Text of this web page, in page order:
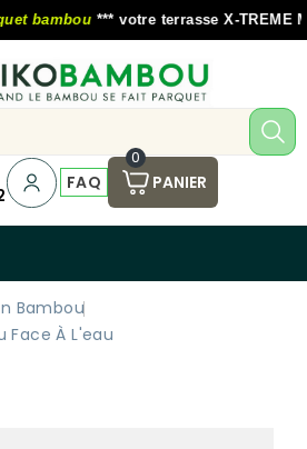
bambou*** votre terrasse X-TREME
FAQ
0
PANIER
Bambou
Face À L'eau